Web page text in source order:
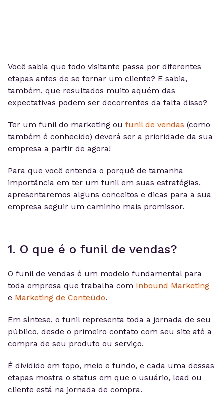
Você sabia que todo visitante passa por diferentes
etapas antes de se tornar um cliente? E sabia,
também, que resultados muito aquém das
expectativas podem ser decorrentes da falta disso?
Ter um funil do marketing ou funil de vendas (como
também é conhecido) deverá ser a prioridade da sua
empresa a partir de agora!
Para que você entenda o porquê de tamanha
importância em ter um funil em suas estratégias,
apresentaremos alguns conceitos e dicas para a sua
empresa seguir um caminho mais promissor.
1. O que é o funil de vendas?
O funil de vendas é um modelo fundamental para
toda empresa que trabalha com Inbound Marketing
e Marketing de Conteúdo.
Em síntese, o funil representa toda a jornada de seu
público, desde o primeiro contato com seu site até a
compra de seu produto ou serviço.
É dividido em topo, meio e fundo, e cada uma dessas
etapas mostra o status em que o usuário, lead ou
cliente está na jornada de compra.